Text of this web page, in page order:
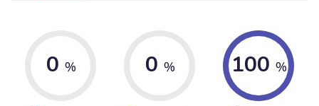
0 % 0 % 100 %